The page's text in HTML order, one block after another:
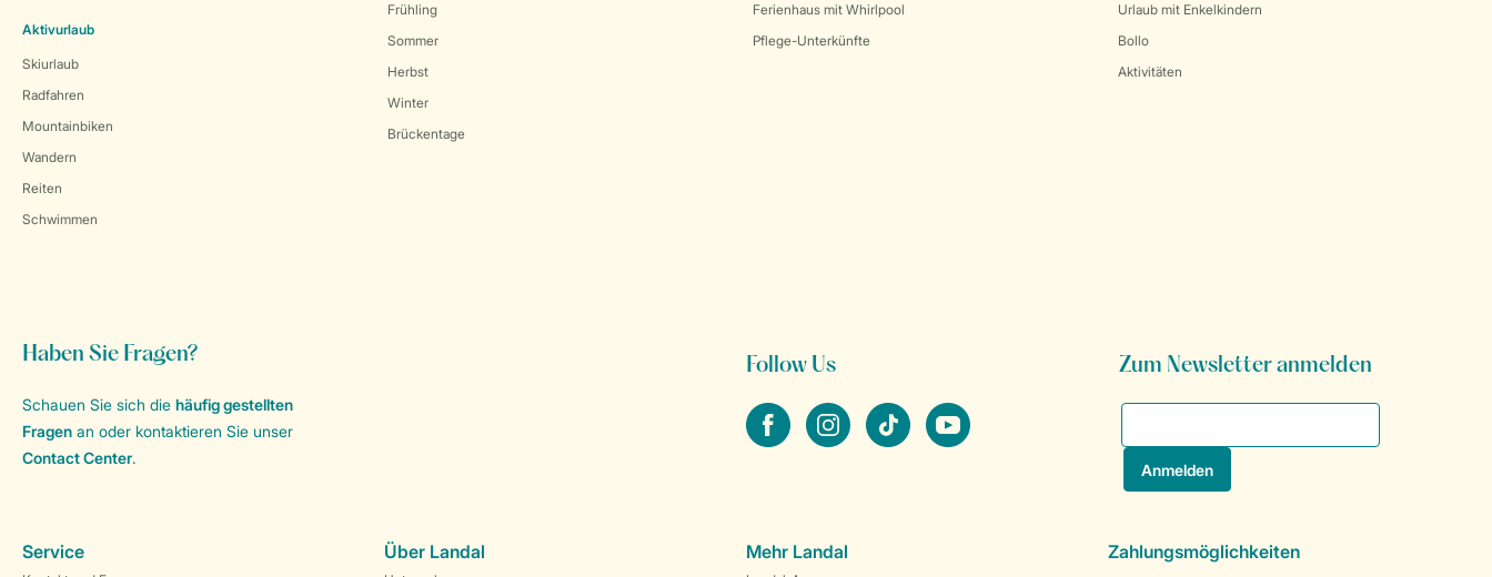
Aktivurlaub
Skiurlaub
Radfahren
Mountainbiken
Wandern
Reiten
Schwimmen
Frühling
Sommer
Herbst
Winter
Brückentage
Ferienhaus mit Whirlpool
Pflege-Unterkünfte
Urlaub mit Enkelkindern
Bollo
Aktivitäten
Haben Sie Fragen?
Schauen Sie sich die häufig gestellten
Fragen an oder kontaktieren Sie unser
Contact Center.
Follow Us
facebookinstagramtiktok youtube
Zum Newsletter anmelden
Service Über Landal Mehr Landal Zahlungsmöglichkeiten